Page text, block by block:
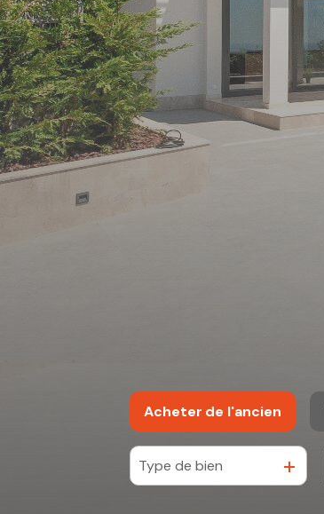
Acheter de l'ancien
De l'ancien
Type de bien